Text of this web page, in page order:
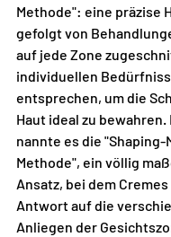
Methode": eine präzise
gefolgt von
auf jede Zone
individuellen
entsprechen, um die
Haut ideal zu bewahren.
nannte es die "Shaping-
Methode", ein völlig
Ansatz, bei dem
Antwort auf die
Anliegen der